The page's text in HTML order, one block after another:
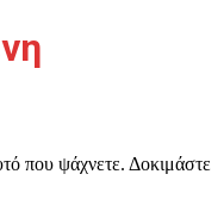
που ψάχνετε. Δοκιμάστε